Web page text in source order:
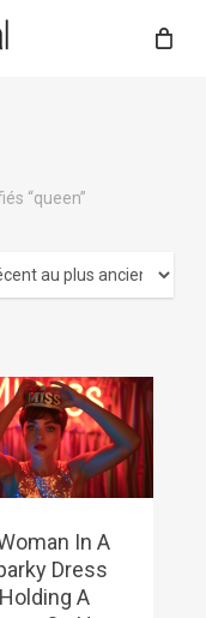
“queen”
In A
Dress
Holding A